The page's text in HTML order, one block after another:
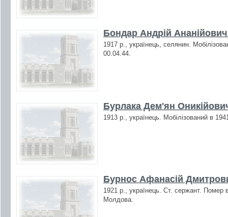
Бондар Андрій
1917 р., українець, селянин.
00.04.44.
Бурлака Дем'ян
1913 р., українець. Мобілізований в
Бурнос Афанасій
1921 р., українець. Ст. сержант.
Молдова.